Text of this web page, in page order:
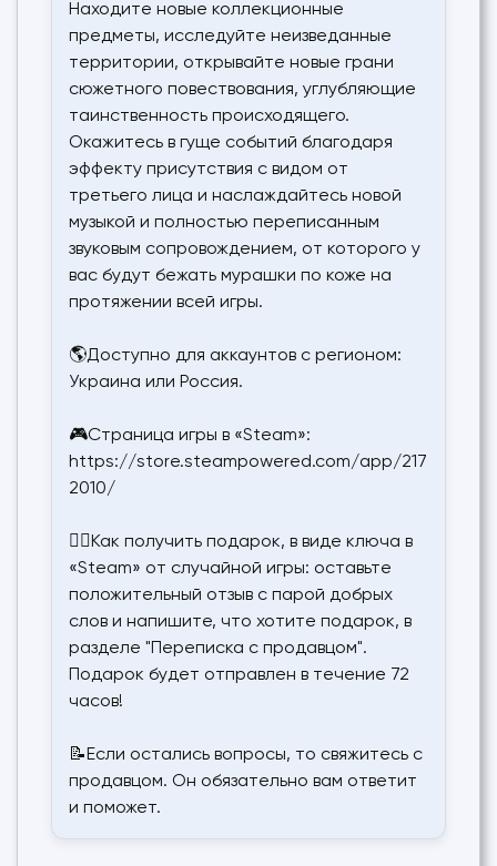
Находите новые коллекционные
предметы, исследуйте неизведанные
территории, открывайте новые грани
сюжетного повествования, углубляющие
таинственность происходящего.
Окажитесь в гуще событий благодаря
эффекту присутствия с видом от
третьего лица и наслаждайтесь новой
музыкой и полностью переписанным
звуковым сопровождением, от которого у
вас будут бежать мурашки по коже на
протяжении всей игры.
🌎Доступно для аккаунтов с регионом:
Украина или Россия.
🎮Страница игры в «Steam»:
https://store.steampowered.com/app/217
2010/
✍🏻Как получить подарок, в виде ключа в
«Steam» от случайной игры: оставьте
положительный отзыв с парой добрых
слов и напишите, что хотите подарок, в
разделе "Переписка с продавцом".
Подарок будет отправлен в течение 72
часов!
📝Если остались вопросы, то свяжитесь с
продавцом. Он обязательно вам ответит
и поможет.